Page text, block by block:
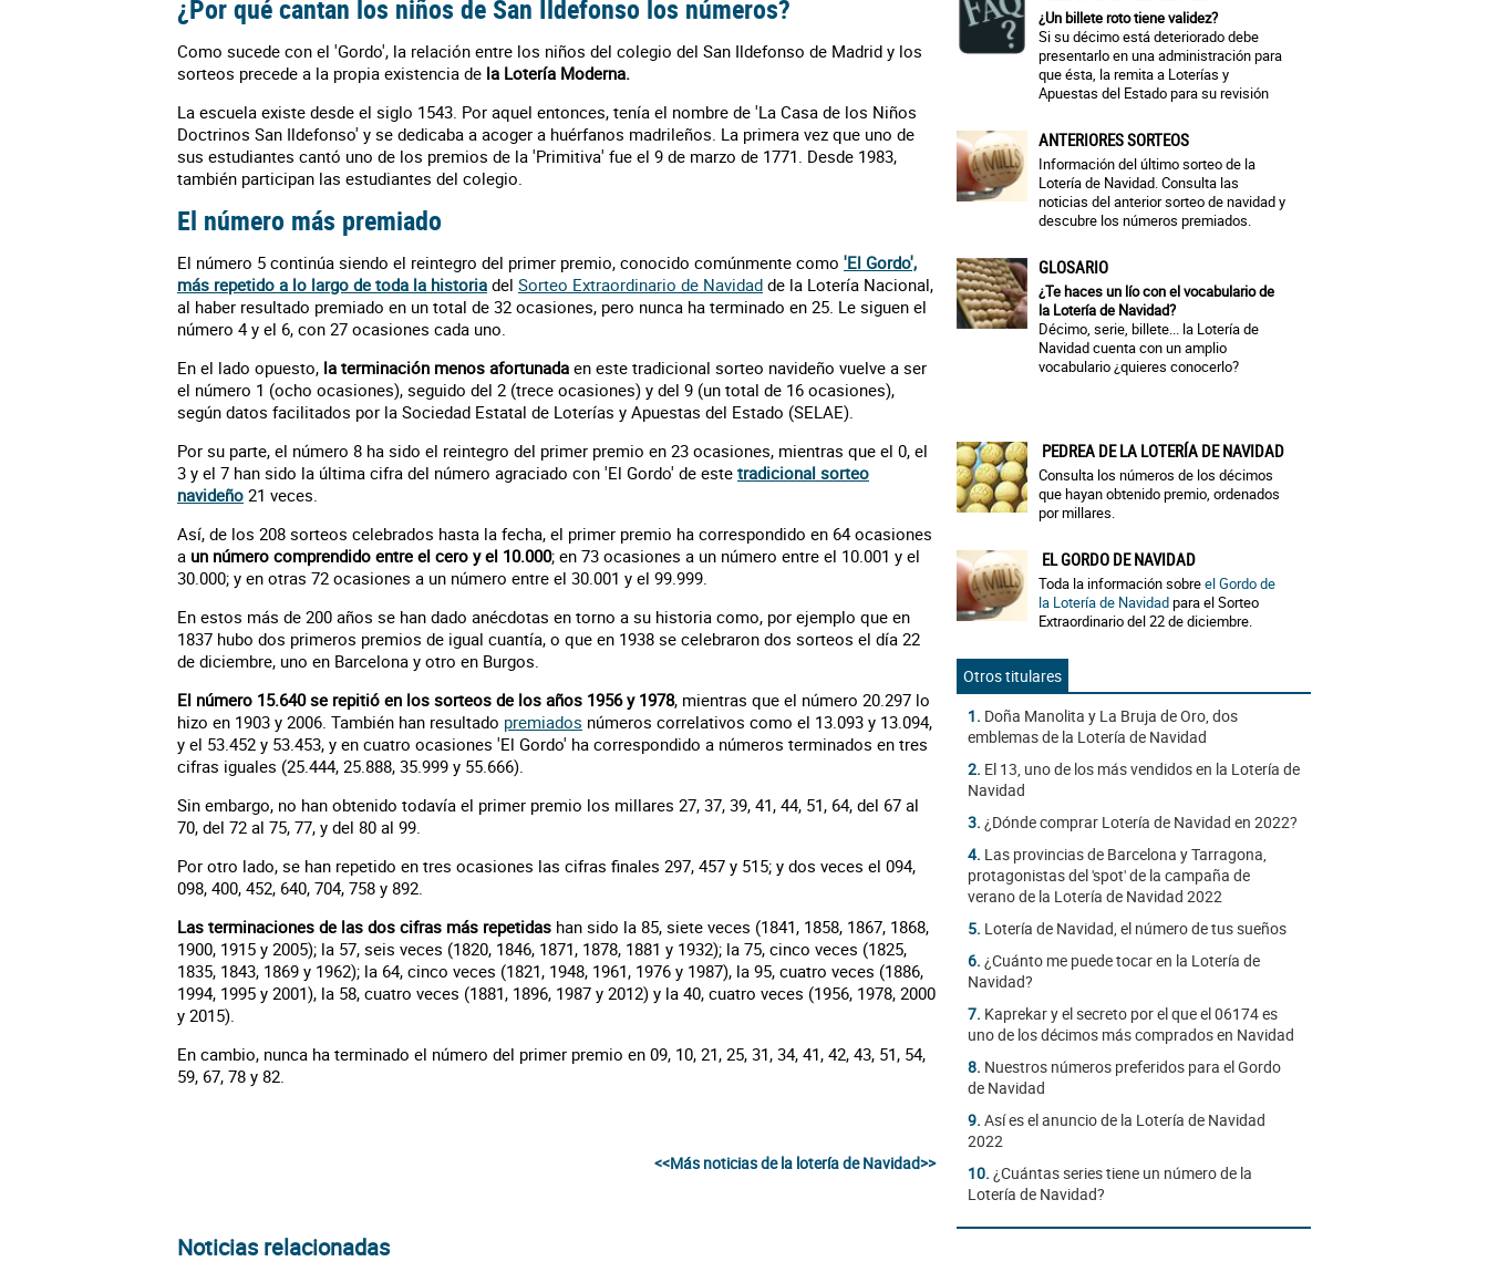
¿Por qué cantan los niños de San Ildefonso los números?
Como sucede con el 'Gordo', la relación entre los niños del colegio del San Ildefonso de Madrid y los
sorteos precede a la propia existencia de la Lotería Moderna.
La escuela existe desde el siglo 1543. Por aquel entonces, tenía el nombre de 'La Casa de los Niños
Doctrinos San Ildefonso' y se dedicaba a acoger a huérfanos madrileños. La primera vez que uno de
sus estudiantes cantó uno de los premios de la 'Primitiva' fue el 9 de marzo de 1771. Desde 1983,
también participan las estudiantes del colegio.
El número más premiado
El número 5 continúa siendo el reintegro del primer premio, conocido comúnmente como 'El Gordo',
más repetido a lo largo de toda la historia del Sorteo Extraordinario de Navidad de la Lotería Nacional,
al haber resultado premiado en un total de 32 ocasiones, pero nunca ha terminado en 25. Le siguen el
número 4 y el 6, con 27 ocasiones cada uno.
En el lado opuesto, la terminación menos afortunada en este tradicional sorteo navideño vuelve a ser
el número 1 (ocho ocasiones), seguido del 2 (trece ocasiones) y del 9 (un total de 16 ocasiones),
según datos facilitados por la Sociedad Estatal de Loterías y Apuestas del Estado (SELAE).
Por su parte, el número 8 ha sido el reintegro del primer premio en 23 ocasiones, mientras que el 0, el
3 y el 7 han sido la última cifra del número agraciado con 'El Gordo' de este tradicional sorteo
navideño 21 veces.
Así, de los 208 sorteos celebrados hasta la fecha, el primer premio ha correspondido en 64 ocasiones
a un número comprendido entre el cero y el 10.000; en 73 ocasiones a un número entre el 10.001 y el
30.000; y en otras 72 ocasiones a un número entre el 30.001 y el 99.999.
En estos más de 200 años se han dado anécdotas en torno a su historia como, por ejemplo que en
1837 hubo dos primeros premios de igual cuantía, o que en 1938 se celebraron dos sorteos el día 22
de diciembre, uno en Barcelona y otro en Burgos.
El número 15.640 se repitió en los sorteos de los años 1956 y 1978, mientras que el número 20.297 lo
hizo en 1903 y 2006. También han resultado premiados números correlativos como el 13.093 y 13.094,
y el 53.452 y 53.453, y en cuatro ocasiones 'El Gordo' ha correspondido a números terminados en tres
cifras iguales (25.444, 25.888, 35.999 y 55.666).
Sin embargo, no han obtenido todavía el primer premio los millares 27, 37, 39, 41, 44, 51, 64, del 67 al
70, del 72 al 75, 77, y del 80 al 99.
Por otro lado, se han repetido en tres ocasiones las cifras finales 297, 457 y 515; y dos veces el 094,
098, 400, 452, 640, 704, 758 y 892.
Las terminaciones de las dos cifras más repetidas han sido la 85, siete veces (1841, 1858, 1867, 1868,
1900, 1915 y 2005); la 57, seis veces (1820, 1846, 1871, 1878, 1881 y 1932); la 75, cinco veces (1825,
1835, 1843, 1869 y 1962); la 64, cinco veces (1821, 1948, 1961, 1976 y 1987), la 95, cuatro veces (1886,
1994, 1995 y 2001), la 58, cuatro veces (1881, 1896, 1987 y 2012) y la 40, cuatro veces (1956, 1978, 2000
y 2015).
En cambio, nunca ha terminado el número del primer premio en 09, 10, 21, 25, 31, 34, 41, 42, 43, 51, 54,
59, 67, 78 y 82.
<<Más noticias de la lotería de Navidad>>
Noticias relacionadas
¿Un billete roto tiene validez?
Si su décimo está deteriorado debe
presentarlo en una administración para
que ésta, la remita a Loterías y
Apuestas del Estado para su revisión
ANTERIORES SORTEOS
Información del último sorteo de la
Lotería de Navidad. Consulta las
noticias del anterior sorteo de navidad y
descubre los números premiados.
GLOSARIO
¿Te haces un lío con el vocabulario de
la Lotería de Navidad?
Décimo, serie, billete... la Lotería de
Navidad cuenta con un amplio
vocabulario ¿quieres conocerlo?
PEDREA DE LA LOTERÍA DE NAVIDAD
Consulta los números de los décimos
que hayan obtenido premio, ordenados
por millares.
EL GORDO DE NAVIDAD
Toda la información sobreel Gordo de
la Lotería de Navidadpara el Sorteo
Extraordinario del 22 de diciembre.
Otros titulares
1. Doña Manolita y La Bruja de Oro, dos
emblemas de la Lotería de Navidad
2. El 13, uno de los más vendidos en la Lotería de
Navidad
3. ¿Dónde comprar Lotería de Navidad en 2022?
4. Las provincias de Barcelona y Tarragona,
protagonistas del 'spot' de la campaña de
verano de la Lotería de Navidad 2022
5. Lotería de Navidad, el número de tus sueños
6. ¿Cuánto me puede tocar en la Lotería de
Navidad?
7. Kaprekar y el secreto por el que el 06174 es
uno de los décimos más comprados en Navidad
8. Nuestros números preferidos para el Gordo
de Navidad
9. Así es el anuncio de la Lotería de Navidad
2022
10. ¿Cuántas series tiene un número de la
Lotería de Navidad?